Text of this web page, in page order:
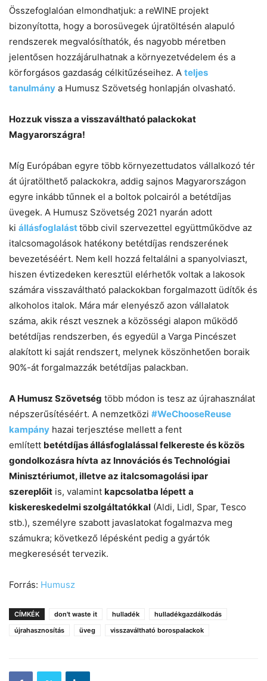
Összefoglalóan elmondhatjuk: a reWINE projekt
bizonyította, hogy a borosüvegek újratöltésén alapuló
rendszerek megvalósíthatók, és nagyobb méretben
jelentősen hozzájárulhatnak a környezetvédelem és a
körforgásos gazdaság célkitűzéseihez. A teljes
tanulmány a Humusz Szövetség honlapján olvasható.
Hozzuk vissza a visszaváltható palackokat
Magyarországra!
Míg Európában egyre több környezettudatos vállalkozó tér
át újratölthető palackokra, addig sajnos Magyarországon
egyre inkább tűnnek el a boltok polcairól a betétdíjas
üvegek. A Humusz Szövetség 2021 nyarán adott
ki állásfoglalásttöbb civil szervezettel együttműködve az
italcsomagolások hatékony betétdíjas rendszerének
bevezetéséért. Nem kell hozzá feltalálni a spanyolviaszt,
hiszen évtizedeken keresztül elérhetők voltak a lakosok
számára visszaváltható palackokban forgalmazott üdítők és
alkoholos italok. Mára már elenyésző azon vállalatok
száma, akik részt vesznek a közösségi alapon működő
betétdíjas rendszerben, és egyedül a Varga Pincészet
alakított ki saját rendszert, melynek köszönhetően boraik
90%-át forgalmazzák betétdíjas palackban.
A Humusz Szövetség több módon is tesz az újrahasználat
népszerűsítéséért. A nemzetközi #WeChooseReuse
kampány hazai terjesztése mellett a fent
említett betétdíjas állásfoglalással felkereste és közös
gondolkozásra hívta az Innovációs és Technológiai
Minisztériumot, illetve az italcsomagolási ipar
szereplőit is, valamint kapcsolatba lépett a
kiskereskedelmi szolgáltatókkal (Aldi, Lidl, Spar, Tesco
stb.), személyre szabott javaslatokat fogalmazva meg
számukra; következő lépésként pedig a gyártók
megkeresését tervezik.
Forrás: Humusz
CÍMKÉK don't waste it hulladék
hulladékgazdálkodás
újrahasznosítás
üveg visszaváltható borospalackok